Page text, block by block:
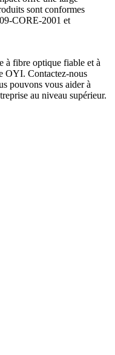
sont conformes
CORE-2001 et
à fibre optique fiable et à
OYI. Contactez-nous
pouvons vous aider à
au niveau supérieur.